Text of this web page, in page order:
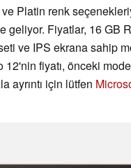
Platin renk
geliyor. Fiyatlar, 16 GB
ve IPS ekrana sahip
fiyatı, önceki
ayrıntı için lütfen